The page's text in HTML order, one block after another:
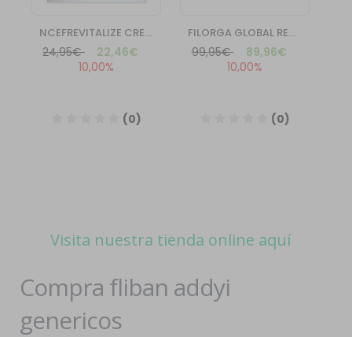
Visita nuestra tienda online aquí
Compra fliban addyi
genericos